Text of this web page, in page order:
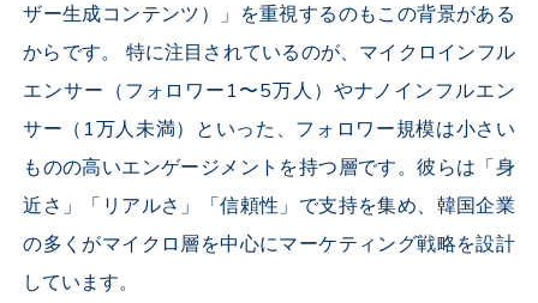
ザー生成コンテンツ）」を重視するのもこの背景がある
からです。
特に注目されているのが、マイクロインフル
エンサー（フォロワー1〜5万人）やナノインフルエン
サー（ 1万人未満）といった、フォロワー規模は小さい
ものの高いエンゲージメントを持つ層です。彼らは「身
近さ」「リアルさ」「信頼性」で支持を集め、韓国企業
の多くがマイクロ層を中心にマーケティング戦略を設計
しています。